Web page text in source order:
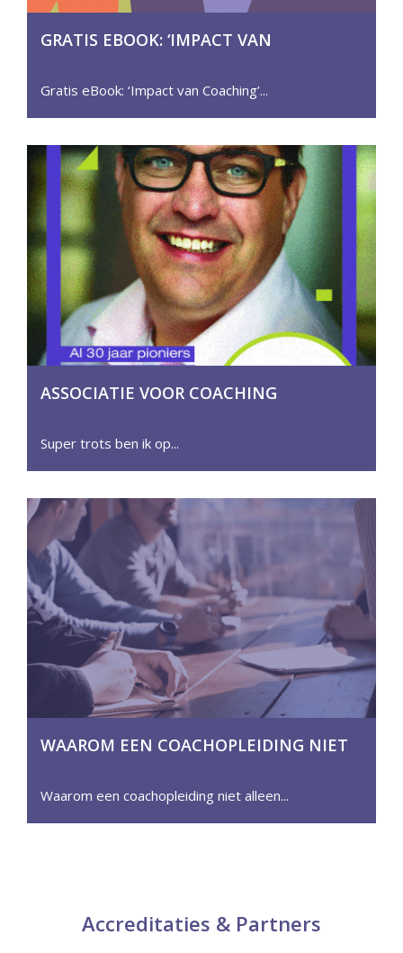
GRATIS EBOOK: ‘IMPACT VAN
Gratis eBook: ‘Impact van Coaching’
ASSOCIATIE VOOR COACHING
Super trots ben ik op
WAAROM EEN COACHOPLEIDING NIET
Waarom een coachopleiding niet alleen
Accreditaties & Partners